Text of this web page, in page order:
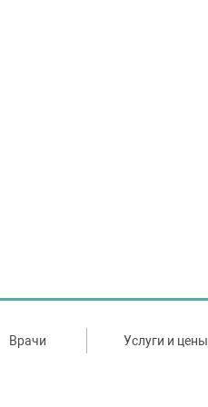
Врачи Услуги и цены